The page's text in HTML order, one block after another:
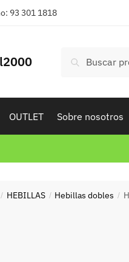
93 301 1818
por:
Buscar
OUTLET Sobre nosotros
/ HEBILLAS / Hebillas dobles /